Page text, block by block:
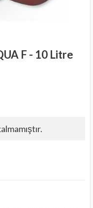
F - 10 Litre